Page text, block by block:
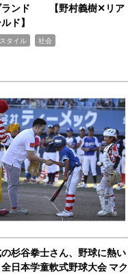
ランド 【野村義樹✕リア
ド】
タイル 社会
杉谷拳士さん、野球に熱い
日本学童軟式野球大会 マク